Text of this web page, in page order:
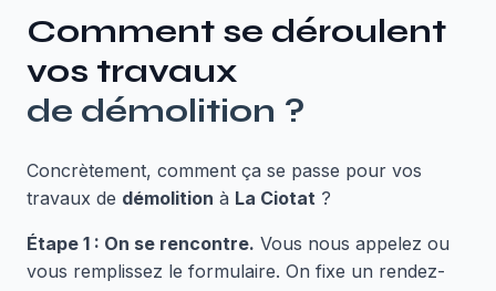
Comment se déroulent
vos travaux
de démolition ?
Concrètement, comment ça se passe pour vos
travaux de démolition à La Ciotat ?
Étape 1 : On se rencontre. Vous nous appelez ou
vous remplissez le formulaire. On fixe un rendez-